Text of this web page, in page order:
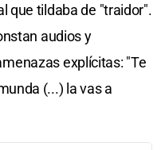
que tildaba de "traidor".
audios y
explícitas: "Te
(...) la vas a